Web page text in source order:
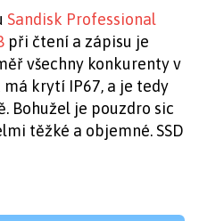
Sandisk Professional
při čtení a zápisu je
všechny konkurenty v
krytí IP67, a je tedy
Bohužel je pouzdro sic
těžké a objemné. SSD